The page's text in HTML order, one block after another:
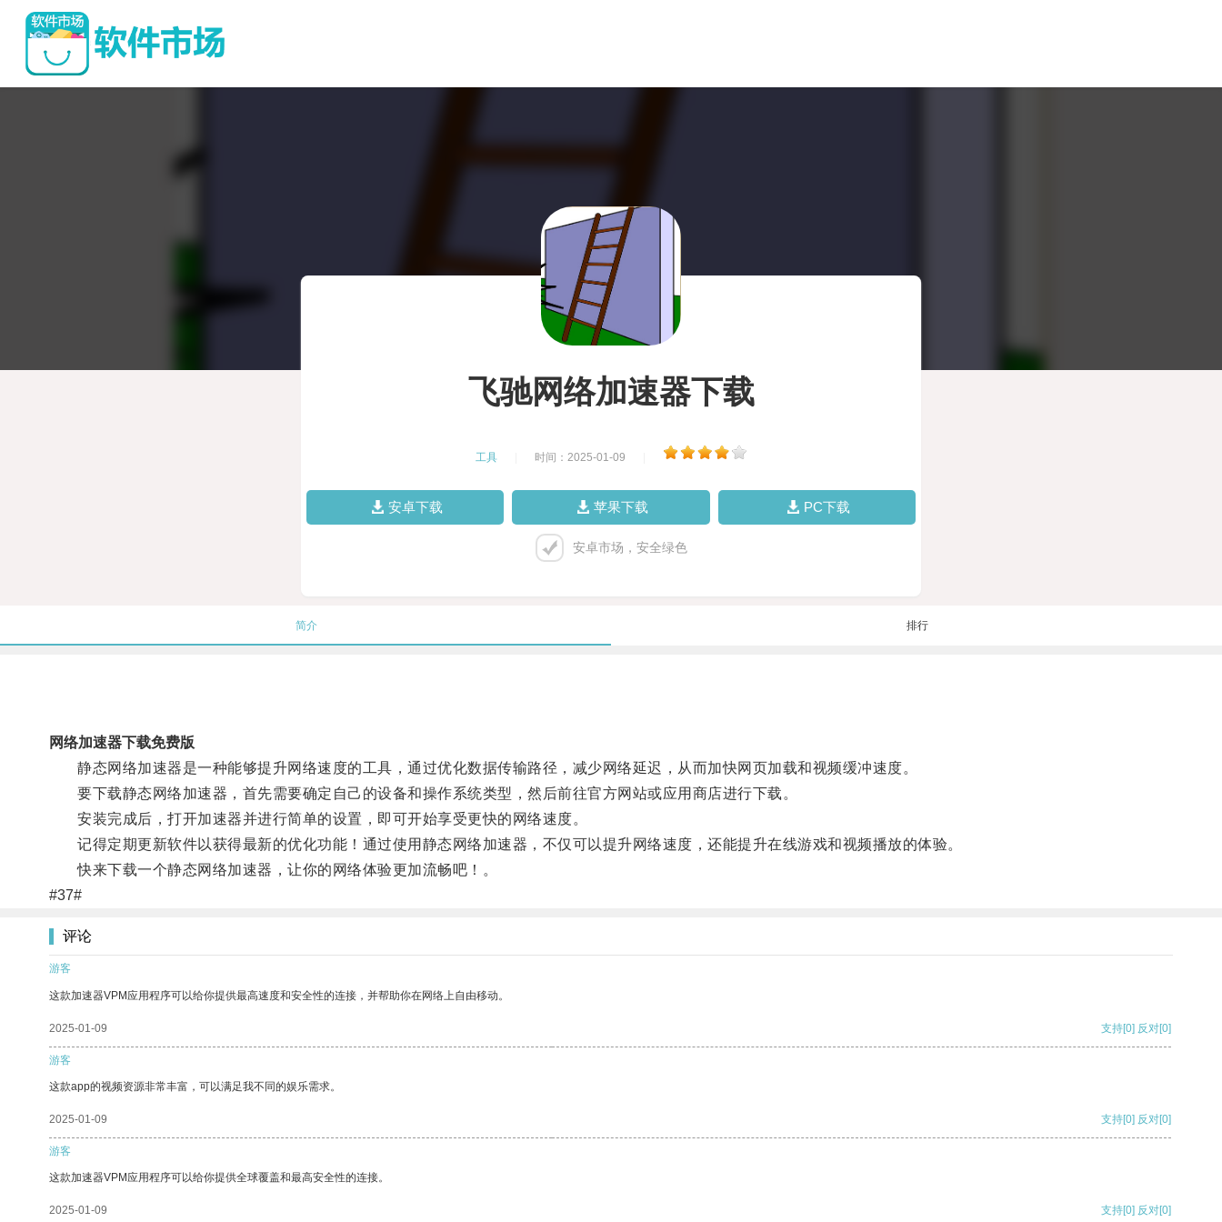
飞驰网络加速器下载
工具 时间：2025-01-09
安卓下载 苹果下载 PC下载
安卓市场，安全绿色
简介 排行
网络加速器下载免费版
静态网络加速器是一种能够提升网络速度的工具，通过优化数据传输路径，减少网络延迟，从而加快网页加载和视频缓冲速度。
要下载静态网络加速器，首先需要确定自己的设备和操作系统类型，然后前往官方网站或应用商店进行下载。
安装完成后，打开加速器并进行简单的设置，即可开始享受更快的网络速度。
记得定期更新软件以获得最新的优化功能！通过使用静态网络加速器，不仅可以提升网络速度，还能提升在线游戏和视频播放的体验。
快来下载一个静态网络加速器，让你的网络体验更加流畅吧！。
#37#
评论
游客
这款加速器VPM应用程序可以给你提供最高速度和安全性的连接，并帮助你在网络上自由移动。
2025-01-09 支持[0] 反对[0]
游客
这款app的视频资源非常丰富，可以满足我不同的娱乐需求。
2025-01-09 支持[0] 反对[0]
游客
这款加速器VPM应用程序可以给你提供全球覆盖和最高安全性的连接。
2025-01-09 支持[0] 反对[0]